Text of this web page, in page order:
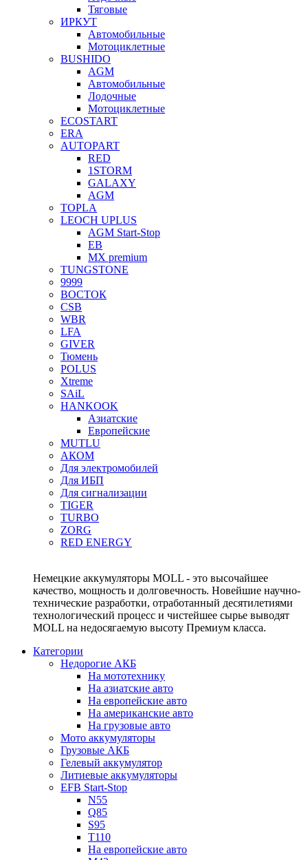
Тяговые
ИРКУТ
Автомобильные
Мотоциклетные
BUSHIDO
AGM
Автомобильные
Лодочные
Мотоциклетные
ECOSTART
ERA
AUTOPART
RED
1STORM
GALAXY
AGM
TOPLA
LEOCH UPLUS
AGM Start-Stop
EB
MX premium
TUNGSTONE
9999
ВОСТОК
CSB
WBR
LFA
GIVER
Тюмень
POLUS
Xtreme
SAiL
HANKOOK
Азиатские
Европейские
MUTLU
АКОМ
Для электромобилей
Для ИБП
Для сигнализации
TIGER
TURBO
ZORG
RED ENERGY
Немецкие аккумуляторы MOLL - это высочайшее
качество, мощность и долговечность. Новейшие научно-
технические разработки, отработанный десятилетиями
технологический процесс и чистейшее сырье выводят
MOLL на недосягаемую высоту Премиум класса.
Категории
Недорогие АКБ
На мототехнику
На азиатские авто
На европейские авто
На американские авто
На грузовые авто
Мото аккумуляторы
Грузовые АКБ
Гелевый аккумулятор
Литиевые аккумуляторы
EFB Start-Stop
N55
Q85
S95
T110
На европейские авто